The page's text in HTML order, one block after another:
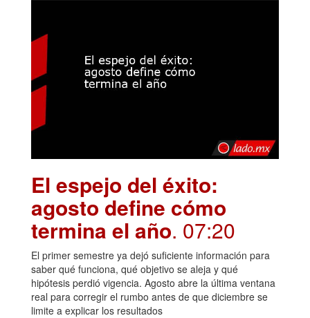
El espejo del éxito:
agosto define cómo
termina el año. 07:20
El primer semestre ya dejó suficiente información para
saber qué funciona, qué objetivo se aleja y qué
hipótesis perdió vigencia. Agosto abre la última ventana
real para corregir el rumbo antes de que diciembre se
limite a explicar los resultados